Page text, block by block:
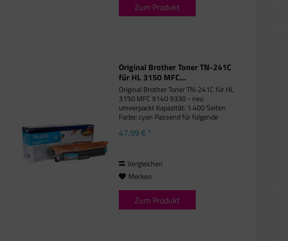
Zum Produkt
Original Brother Toner TN-241C
für HL 3150 MFC...
Original Brother Toner TN-241C für HL
3150 MFC 9140 9330 - neu
umverpackt Kapazität: 1.400 Seiten
Farbe: cyan Passend für folgende
CDW, Brother DCP-9020 CDW,
47,99 € *
Vergleichen
Merken
Zum Produkt